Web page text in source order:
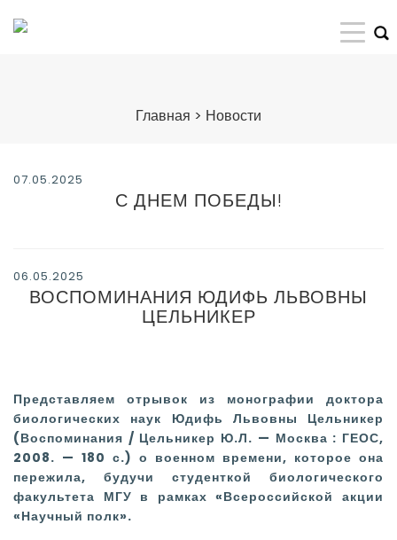
Главная > Новости
07.05.2025
С ДНЕМ ПОБЕДЫ!
06.05.2025
ВОСПОМИНАНИЯ ЮДИФЬ ЛЬВОВНЫ
ЦЕЛЬНИКЕР
Представляем отрывок из монографии доктора
биологических наук Юдифь Львовны Цельникер
(Воспоминания / Цельникер Ю.Л. — Москва : ГЕОС,
2008. — 180 с.) о военном времени, которое она
пережила, будучи студенткой биологического
факультета МГУ в рамках «Всероссийской акции
«Научный полк».